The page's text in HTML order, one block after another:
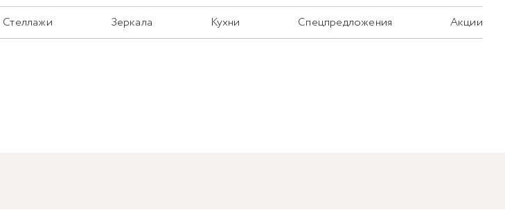
Стеллажи Зеркала Кухни Спецпредложения Акции